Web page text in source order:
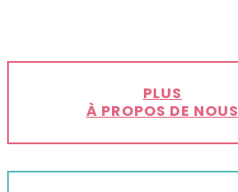
PLUS
À PROPOS DE NOUS